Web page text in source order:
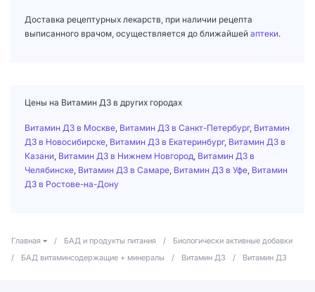
Доставка рецептурных лекарств, при наличии рецепта
выписанного врачом, осуществляется до ближайшей аптеки.
Цены на Витамин Д3 в других городах
Витамин Д3 в Москве Витамин Д3 в Санкт-Петербург, Витамин
Д3 в Новосибирске Витамин Д3 в Екатеринбург, Витамин Д3 в
Казани Витамин Д3 в Нижнем Новгород Витамин Д3 в
Челябинске Витамин Д3 в Самаре Витамин Д3 в Уфе Витамин
Д3 в Ростове-на-Дону
Главная / БАД и продукты питания /
Биологически активные добавки
/
БАД витаминсодержащие + минералы / Витамин Д3 / Витамин Д3